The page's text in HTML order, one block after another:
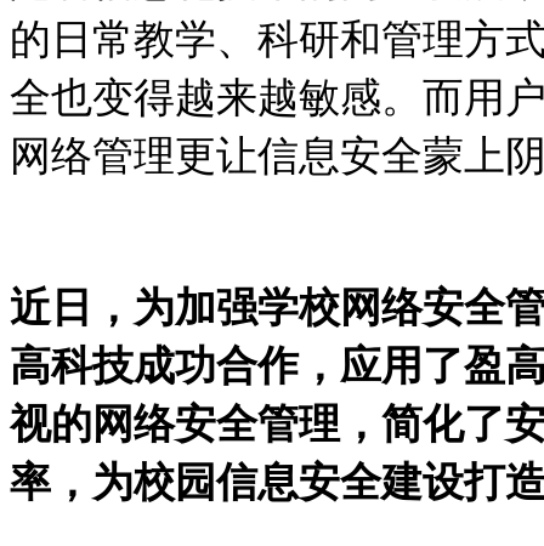
的日常教学、科研和管理方
全也变得越来越敏感。而用
网络管理更让信息安全蒙上
近日，为加强学校网络安全
高科技成功合作，应用了盈
视的网络安全管理，简化了
率，为校园信息安全建设打